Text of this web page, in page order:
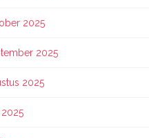
2025
2025
2025